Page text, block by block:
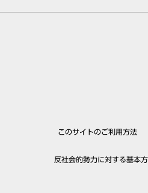
このサイトのご利用方法
反社会的勢力に対する基本